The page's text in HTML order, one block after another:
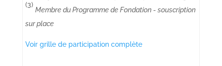
(3)
Membre du Programme de Fondation - souscription
sur place
Voir grille de participation complète